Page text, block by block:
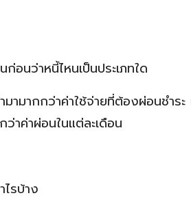
นว่าหนี้ไหนเป็นประเภทใด
ามากกว่าค่าใช้จ่ายที่ต้องผ่อนชำระ
าค่าผ่อนในแต่ละเดือน
ไรบ้าง